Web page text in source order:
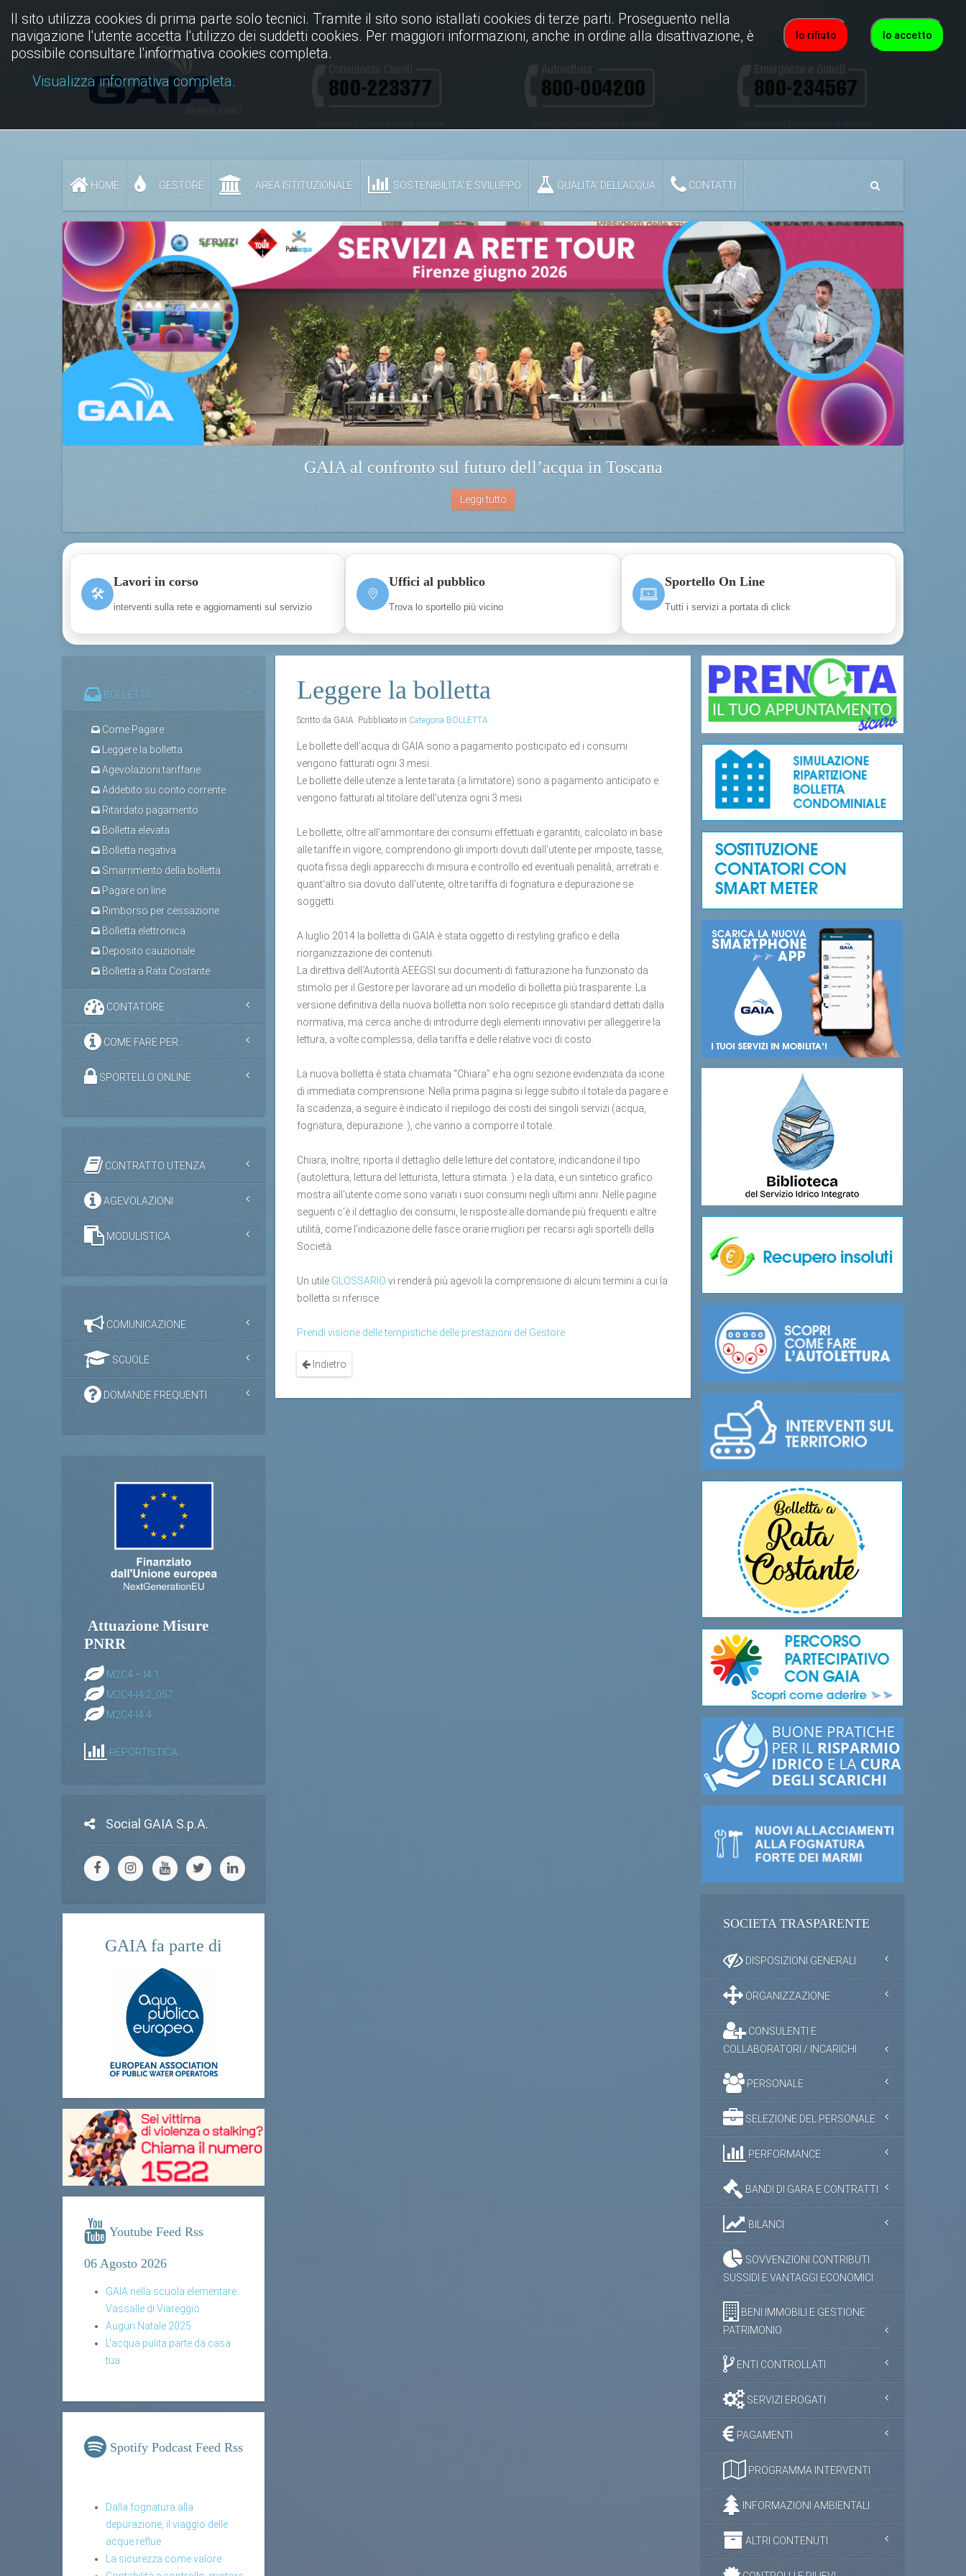
HOME GESTORE AREA ISTITUZIONALE SOSTENIBILITA' E SVILUPPO QUALITA’ DELL’ACQUA CONTATTI
GAIA al confronto sul futuro dell’acqua in Toscana
Leggi tutto
🛠
Lavori in corso
interventi sulla rete e aggiornamenti sul servizio
Uffici al pubblico
Trova lo sportello più vicino
Sportello On Line
Tutti i servizi a portata di click
Leggere la bolletta
Scritto da GAIA. Pubblicato in Categoria BOLLETTA
Le bollette dell’acqua di GAIA sono a pagamento posticipato ed i consumi
vengono fatturati ogni 3 mesi.
Le bollette delle utenze a lente tarata (a limitatore) sono a pagamento anticipato e
vengono fatturati al titolare dell'utenza ogni 3 mesi.
Le bollette, oltre all'ammontare dei consumi effettuati e garantiti, calcolato in base
alle tariffe in vigore, comprendono gli importi dovuti dall'utente per imposte, tasse,
quota fissa degli apparecchi di misura e controllo ed eventuali penalità, arretrati e
quant'altro sia dovuto dall'utente, oltre tariffa di fognatura e depurazione se
soggetti.
A luglio 2014 la bolletta di GAIA è stata oggetto di restyling grafico e della
riorganizzazione dei contenuti.
La direttiva dell’Autorità AEEGSI sui documenti di fatturazione ha funzionato da
stimolo per il Gestore per lavorare ad un modello di bolletta più trasparente. La
versione definitiva della nuova bolletta non solo recepisce gli standard dettati dalla
normativa, ma cerca anche di introdurre degli elementi innovativi per alleggerire la
lettura, a volte complessa, della tariffa e delle relative voci di costo.
La nuova bolletta è stata chiamata “Chiara” e ha ogni sezione evidenziata da icone
di immediata comprensione. Nella prima pagina si legge subito il totale da pagare e
la scadenza, a seguire è indicato il riepilogo dei costi dei singoli servizi (acqua,
fognatura, depurazione..), che vanno a comporre il totale.
Chiara, inoltre, riporta il dettaglio delle letture del contatore, indicandone il tipo
(autolettura, lettura del letturista, lettura stimata..) e la data, e un sintetico grafico
mostra all'utente come sono variati i suoi consumi negli ultimi anni. Nelle pagine
seguenti c'è il dettaglio dei consumi, le risposte alle domande più frequenti e altre
utilità, come l'indicazione delle fasce orarie migliori per recarsi agli sportelli della
Società.
Un utile GLOSSARIO vi renderà più agevoli la comprensione di alcuni termini a cui la
bolletta si riferisce.
Prendi visione delle tempistiche delle prestazioni del Gestore
Indietro
BOLLETTA
Come Pagare
Leggere la bolletta
Agevolazioni tariffarie
Addebito su conto corrente
Ritardato pagamento
Bolletta elevata
Bolletta negativa
Smarrimento della bolletta
Pagare on line
Rimborso per cessazione
Bolletta elettronica
Deposito cauzionale
Bolletta a Rata Costante
CONTATORE
COME FARE PER...
SPORTELLO ONLINE
CONTRATTO UTENZA
AGEVOLAZIONI
MODULISTICA
COMUNICAZIONE
SCUOLE
DOMANDE FREQUENTI
Attuazione Misure
PNRR
M2C4 – I4.1
M2C4-I4.2_057
M2C4-I4.4
REPORTISTICA
Social GAIA S.p.A.
GAIA fa parte di
Youtube Feed Rss
06 Agosto 2026
GAIA nella scuola elementare
Vassalle di Viareggio
Auguri Natale 2025
L'acqua pulita parte da casa
tua
Spotify Podcast Feed Rss
Dalla fognatura alla
depurazione, il viaggio delle
acque reflue
La sicurezza come valore
SOCIETA TRASPARENTE
DISPOSIZIONI GENERALI
ORGANIZZAZIONE
CONSULENTI E
COLLABORATORI / INCARICHI
PERSONALE
SELEZIONE DEL PERSONALE
PERFORMANCE
BANDI DI GARA E CONTRATTI
BILANCI
SOVVENZIONI CONTRIBUTI
SUSSIDI E VANTAGGI ECONOMICI
BENI IMMOBILI E GESTIONE
PATRIMONIO
ENTI CONTROLLATI
SERVIZI EROGATI
PAGAMENTI
PROGRAMMA INTERVENTI
INFORMAZIONI AMBIENTALI
ALTRI CONTENUTI
Io accetto
Io rifiuto
Il sito utilizza cookies di prima parte solo tecnici. Tramite il sito sono istallati cookies di terze parti. Proseguento nella
navigazione l'utente accetta l'utilizzo dei suddetti cookies. Per maggiori informazioni, anche in ordine alla disattivazione, è
possibile consultare l'informativa cookies completa.
Visualizza informativa completa.